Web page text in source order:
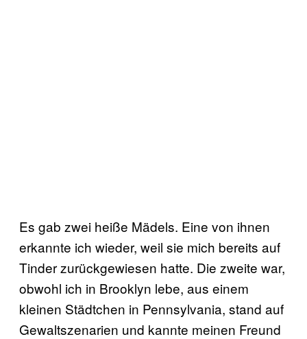
Es gab zwei heiße Mädels. Eine von ihnen
erkannte ich wieder, weil sie mich bereits auf
Tinder zurückgewiesen hatte. Die zweite war,
obwohl ich in Brooklyn lebe, aus einem
kleinen Städtchen in Pennsylvania, stand auf
Gewaltszenarien und kannte meinen Freund